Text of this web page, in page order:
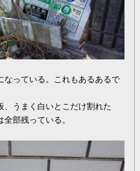
なっている。これもあるあるで
、うまく白いとこだけ割れた
部残っている。